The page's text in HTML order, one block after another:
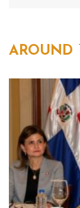
AROUND